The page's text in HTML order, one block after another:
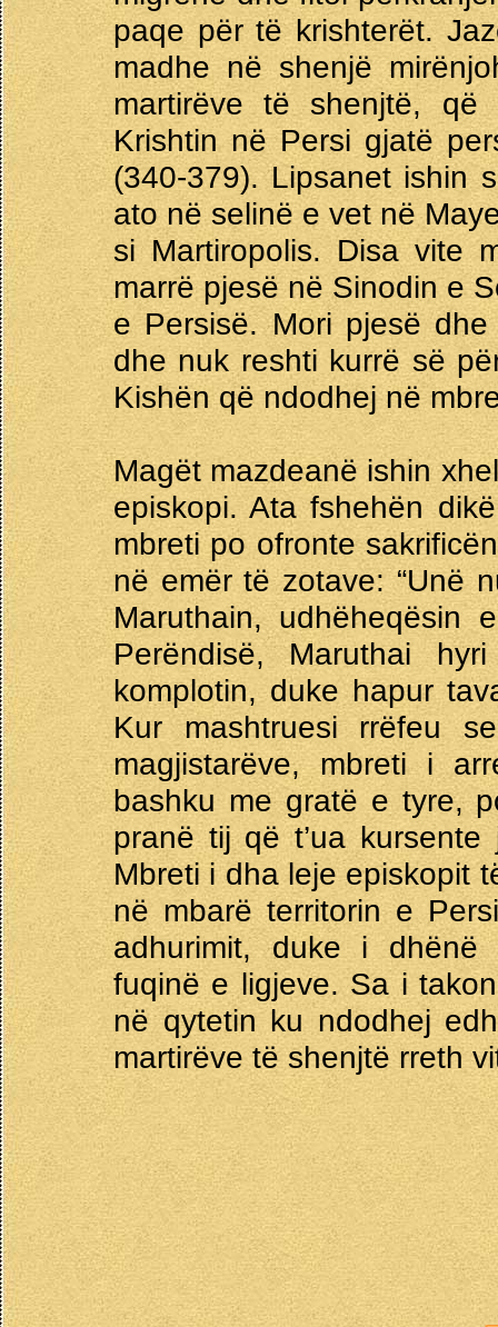
paqe për të krishterët.
madhe në shenjë
martirëve të shenjtë,
Krishtin në Persi gjatë
(340-379). Lipsanet ishin
ato në selinë e vet në
si Martiropolis. Disa vite
marrë pjesë në Sinodin e
e Persisë. Mori pjesë
dhe nuk reshti kurrë së
Kishën që ndodhej në
Magët mazdeanë ishin
episkopi. Ata fshehën
mbreti po ofronte
në emër të zotave: “Unë
Maruthain, udhëheqësin
Perëndisë, Maruthai
komplotin, duke hapur
Kur mashtruesi rrëfeu
magjistarëve, mbreti i
bashku me gratë e tyre,
pranë tij që t’ua
Mbreti i dha leje episkopit
në mbarë territorin e
adhurimit, duke i dhënë
fuqinë e ligjeve. Sa i
në qytetin ku ndodhej
martirëve të shenjtë rreth